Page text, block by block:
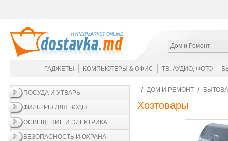
Дом и Ремонт
ГАДЖЕТЫ КОМПЬЮТЕРЫ & ОФИС ТВ, АУДИО, ФОТО
ПОСУДА И УТВАРЬ
ФИЛЬТРЫ ДЛЯ ВОДЫ
ОСВЕЩЕНИЕ И ЭЛЕКТРИКА
БЕЗОПАСНОСТЬ И ОХРАНА
ДОМ И РЕМОНТ
Хозтовары